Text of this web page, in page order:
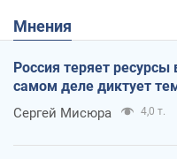
Мнения
Россия теряет ресурсы
самом деле диктует
Сергей Мисюра 4,0 т.